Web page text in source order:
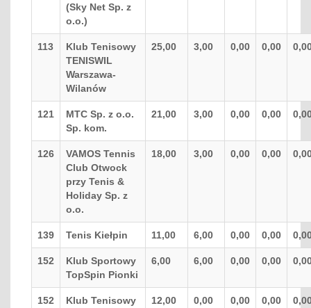
(Sky Net Sp. z
o.o.)
113
Klub Tenisowy
TENISWIL
Warszawa-
Wilanów
25,00 3,00 0,00 0,00
121
MTC Sp. z o.o.
Sp. kom.
21,00 3,00 0,00 0,00
126
VAMOS Tennis
Club Otwock
przy Tenis &
Holiday Sp. z
o.o.
18,00 3,00 0,00 0,00
139 Tenis Kiełpin 11,00 6,00 0,00 0,00
152
Klub Sportowy
TopSpin Pionki
6,00 6,00 0,00 0,00
152
Klub Tenisowy
12,00 0,00 0,00 0,00